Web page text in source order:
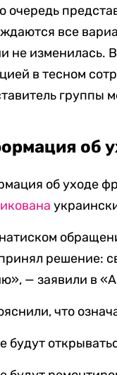
очередь
все
не изменилась.
в тесном
группы
об
об уходе
решение:
— заявили в
что
будут